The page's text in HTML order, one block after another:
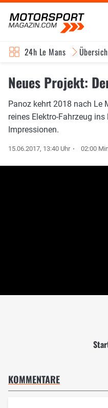
24h Le Mans
Neues Projekt:
Panoz kehrt 2018 nach Le
reines Elektro-Fahrzeug
Impressionen.
15.06.2017, 13:40 Uhr 02:00
KOMMENTARE